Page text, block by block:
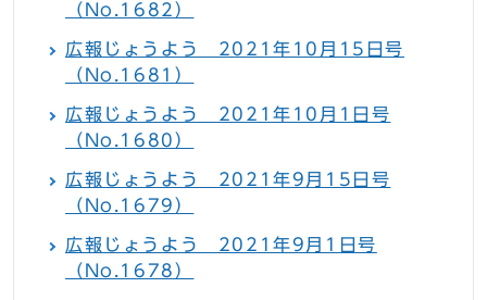
（No.1682）
広報じょうよう 2021年10月15日号
（No.1681）
広報じょうよう 2021年10月1日号
（No.1680）
広報じょうよう 2021年9月15日号
（No.1679）
広報じょうよう 2021年9月1日号
（No.1678）